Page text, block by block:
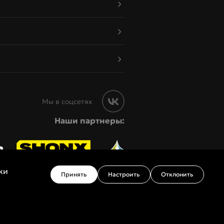
Мы в соцсетях
Наши партнеры:
Принять Настроить Отклонить